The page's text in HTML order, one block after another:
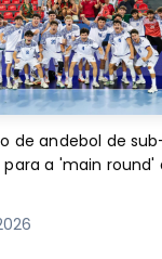
de andebol de
a 'main round'